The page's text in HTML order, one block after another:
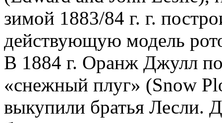
зимой 1883/84 г. г.
действующую модель
В 1884 г. Оранж Джулл
«снежный плуг» (Snow
выкупили братья Лесли.